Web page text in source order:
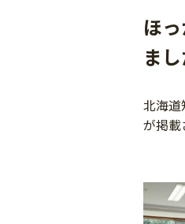
ほ
まし
北海道
が掲